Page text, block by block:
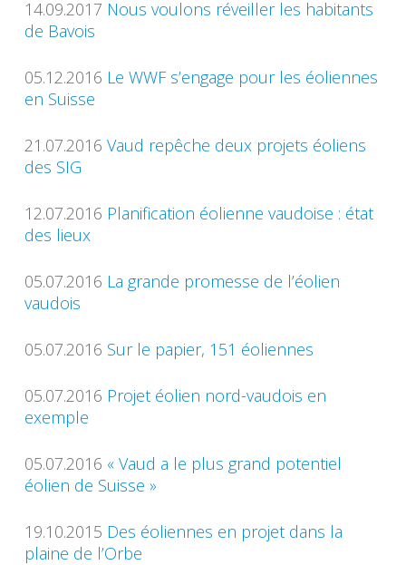
14.09.2017 Nous voulons réveiller les habitants
de Bavois
05.12.2016 Le WWF s’engage pour les éoliennes
en Suisse
21.07.2016 Vaud repêche deux projets éoliens
des SIG
12.07.2016 Planification éolienne vaudoise : état
des lieux
05.07.2016 La grande promesse de l’éolien
vaudois
05.07.2016 Sur le papier, 151 éoliennes
05.07.2016 Projet éolien nord-vaudois en
exemple
05.07.2016 « Vaud a le plus grand potentiel
éolien de Suisse »
19.10.2015 Des éoliennes en projet dans la
plaine de l’Orbe